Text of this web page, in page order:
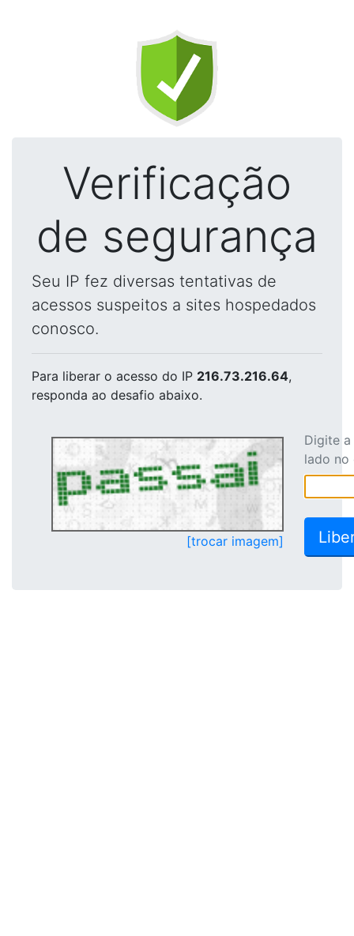
Verificação
de segurança
Seu IP fez diversas tentativas de
acessos suspeitos a sites hospedados
conosco.
Para liberar o acesso do IP 216.73.216.64,
responda ao desafio abaixo.
[trocar imagem]
Digite
lado no